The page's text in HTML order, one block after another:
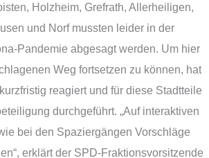
Holzheim, Grefrath, Allerheiligen,
und Norf mussten leider in der
Pandemie abgesagt werden. Um hier
Weg fortsetzen zu können, hat
reagiert und für diese Stadtteile
durchgeführt. „Auf interaktiven
bei den Spaziergängen Vorschläge
erklärt der SPD-Fraktionsvorsitzende